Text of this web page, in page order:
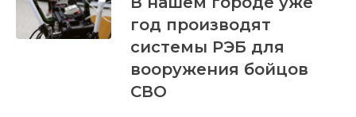
год производят
системы РЭБ для
вооружения бойцов
СВО